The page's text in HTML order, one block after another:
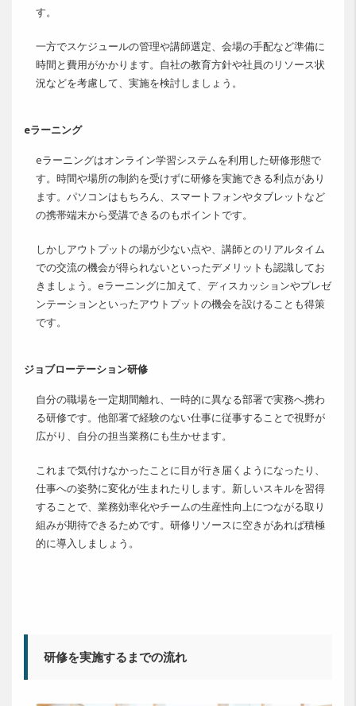
す。
一方でスケジュールの管理や講師選定、会場の手配など準備に
時間と費用がかかります。自社の教育方針や社員のリソース状
況などを考慮して、実施を検討しましょう。
eラーニング
eラーニングはオンライン学習システムを利用した研修形態で
す。時間や場所の制約を受けずに研修を実施できる利点があり
ます。パソコンはもちろん、スマートフォンやタブレットなど
の携帯端末から受講できるのもポイントです。
しかしアウトプットの場が少ない点や、講師とのリアルタイム
での交流の機会が得られないといったデメリットも認識してお
きましょう。eラーニングに加えて、ディスカッションやプレゼ
ンテーションといったアウトプットの機会を設けることも得策
です。
ジョブローテーション研修
自分の職場を一定期間離れ、一時的に異なる部署で実務へ携わ
る研修です。他部署で経験のない仕事に従事することで視野が
広がり、自分の担当業務にも生かせます。
これまで気付けなかったことに目が行き届くようになったり、
仕事への姿勢に変化が生まれたりします。新しいスキルを習得
することで、業務効率化やチームの生産性向上につながる取り
組みが期待できるためです。研修リソースに空きがあれば積極
的に導入しましょう。
研修を実施するまでの流れ